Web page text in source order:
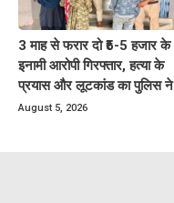
3 माह से फरार दो ₹5-5 हजार के
इनामी आरोपी गिरफ्तार, हत्या के
प्रयास और लूटकांड का पुलिस ने
किया खुलासा
August 5, 2026